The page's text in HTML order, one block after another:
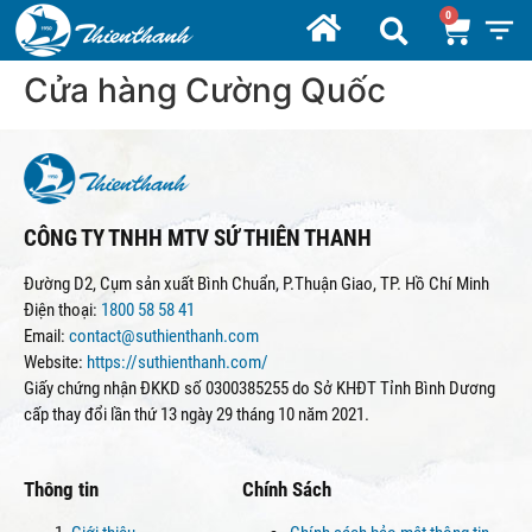
Cửa hàng Cường Quốc
CÔNG TY TNHH MTV SỨ THIÊN THANH
Đường D2, Cụm sản xuất Bình Chuẩn, P.Thuận Giao, TP. Hồ Chí Minh
Điện thoại: 1800 58 58 41
Email: contact@suthienthanh.com
Website: https://suthienthanh.com/
Giấy chứng nhận ĐKKD số 0300385255 do Sở KHĐT Tỉnh Bình Dương
cấp thay đổi lần thứ 13 ngày 29 tháng 10 năm 2021.
Thông tin Chính Sách